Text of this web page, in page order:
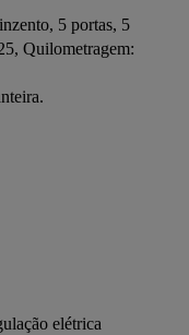
5 portas, 5
Quilometragem:
elétrica